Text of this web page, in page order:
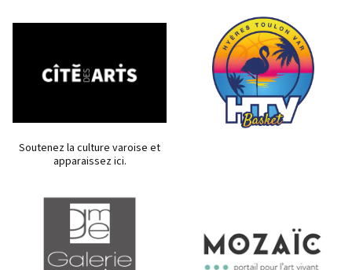
Soutenez la culture varoise et
apparaissez ici.